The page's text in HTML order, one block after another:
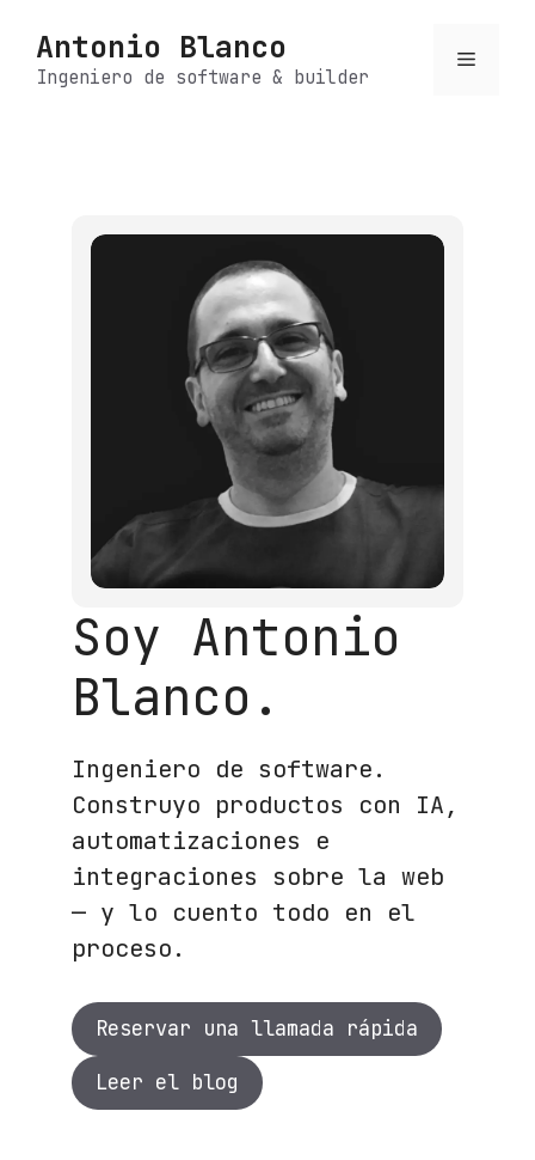
contenido
Antonio Blanco
Ingeniero de software & builder
Menú
Soy Antonio
Blanco.
Ingeniero de software.
Construyo productos con IA,
automatizaciones e
integraciones sobre la web
— y lo cuento todo en el
proceso.
Reservar una llamada rápida
Leer el blog